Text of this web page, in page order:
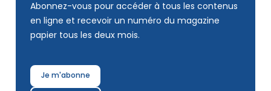
Abonnez-vous pour accéder à tous les contenus
en ligne et recevoir un numéro du magazine
papier tous les deux mois.
Je m'abonne